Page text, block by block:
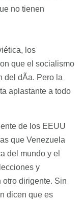
no tienen
los
que el socialismo
del dÃ­a. Pero la
aplastante a todo
de los EEUU
que Venezuela
del mundo y el
y
otro dirigente. Sin
dicen que es